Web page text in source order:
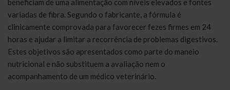
beneficiam de uma alimentação com níveis elevados e fontes
variadas de fibra. Segundo o fabricante, a fórmula é
clinicamente comprovada para favorecer fezes firmes em 24
horas e ajudar a limitar a recorrência de problemas digestivos.
Estes objetivos são apresentados como parte do maneio
nutricional e não substituem a avaliação nem o
acompanhamento de um médico veterinário.